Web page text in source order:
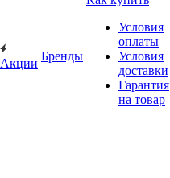
Акции
Бренды
Условия
оплаты
Условия
доставки
Гарантия
на товар